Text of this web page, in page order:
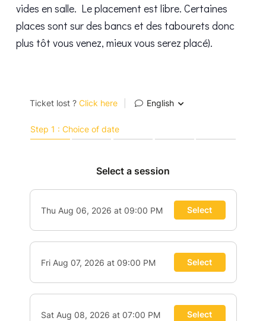
vides en salle. Le placement est libre. Certaines
places sont sur des bancs et des tabourets donc
plus tôt vous venez, mieux vous serez placé).